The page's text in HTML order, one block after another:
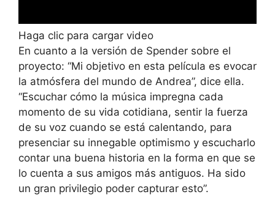
Haga clic para cargar video
En cuanto a la versión de Spender sobre el
proyecto: “Mi objetivo en esta película es evocar
la atmósfera del mundo de Andrea”, dice ella.
“Escuchar cómo la música impregna cada
momento de su vida cotidiana, sentir la fuerza
de su voz cuando se está calentando, para
presenciar su innegable optimismo y escucharlo
contar una buena historia en la forma en que se
lo cuenta a sus amigos más antiguos. Ha sido
un gran privilegio poder capturar esto”.